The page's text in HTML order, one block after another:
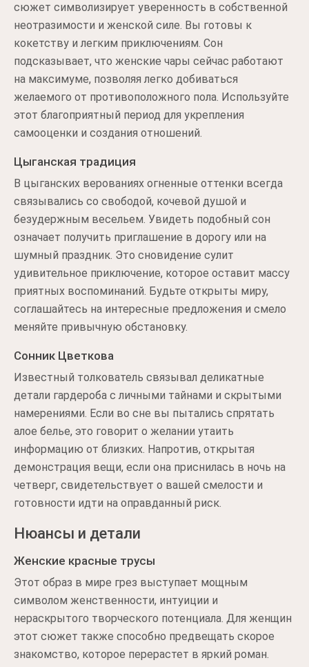
сюжет символизирует уверенность в собственной
неотразимости и женской силе. Вы готовы к
кокетству и легким приключениям. Сон
подсказывает, что женские чары сейчас работают
на максимуме, позволяя легко добиваться
желаемого от противоположного пола. Используйте
этот благоприятный период для укрепления
самооценки и создания отношений.
Цыганская традиция
В цыганских верованиях огненные оттенки всегда
связывались со свободой, кочевой душой и
безудержным весельем. Увидеть подобный сон
означает получить приглашение в дорогу или на
шумный праздник. Это сновидение сулит
удивительное приключение, которое оставит массу
приятных воспоминаний. Будьте открыты миру,
соглашайтесь на интересные предложения и смело
меняйте привычную обстановку.
Сонник Цветкова
Известный толкователь связывал деликатные
детали гардероба с личными тайнами и скрытыми
намерениями. Если во сне вы пытались спрятать
алое белье, это говорит о желании утаить
информацию от близких. Напротив, открытая
демонстрация вещи, если она приснилась в ночь на
четверг, свидетельствует о вашей смелости и
готовности идти на оправданный риск.
Нюансы и детали
Женские красные трусы
Этот образ в мире грез выступает мощным
символом женственности, интуиции и
нераскрытого творческого потенциала. Для женщин
этот сюжет также способно предвещать скорое
знакомство, которое перерастет в яркий роман.